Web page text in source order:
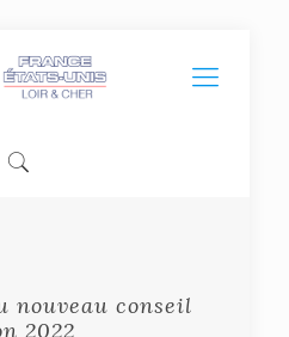
nouveau conseil
2022